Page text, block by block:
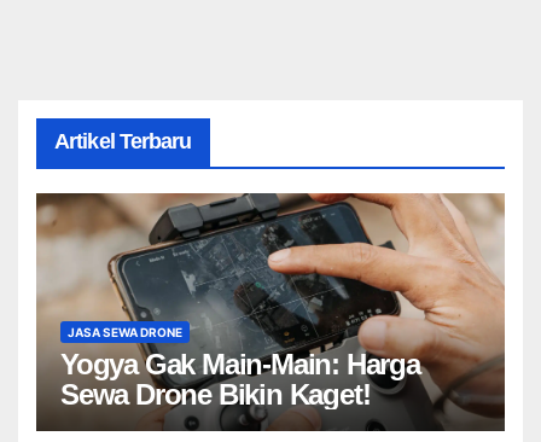
Artikel Terbaru
JASA SEWA DRONE
Yogya Gak Main-Main: Harga
Sewa Drone Bikin Kaget!